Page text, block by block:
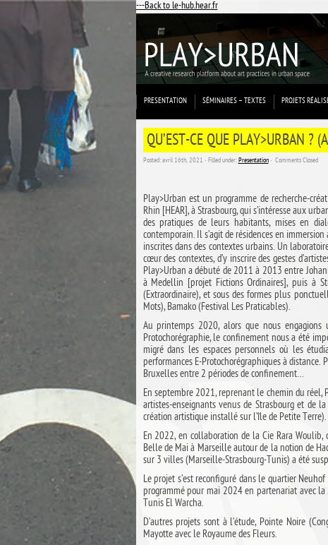
---Back to le-hub.hear.fr
PRESENTATION SÉMINAIRES – TEXTES PROJETS
QU’EST-CE QUE PLAY>URBAN ?
Posted: avril 16th, 2021 ˑ Filled under:Presentationˑ Comments Closed
Play>Urban estun programme de recherche-
Rhin [HEAR], à Strasbourg, qui s’intéresse aux
des pratiques de leurs habitants, mises en
contemporain. Il s’agit de résidences en
inscrites dans des contextes urbains. Un
cœur des contextes, d’y inscrire des gestes
Play>Urban a débuté de 2011 à 2013 entre
à Medellin [projet Fictions Ordinaires], puis à
(Extraordinaire), et sous des formes plus
Mots), Bamako (Festival Les Praticables).
Au printemps 2020, alors que nous engagions
Protochorégraphie, le confinement nous a été
migré dans les espaces personnels où les
performances E-Protochorégraphiques à
Bruxellesentre 2 périodes de confinement…
En septembre 2021, reprenant le chemin du réel,
artistes-enseignants venus de Strasbourg et de
création artistique installé sur l’île de Petite Terre).
En 2022, en collaboration de la Cie Rara
Belle de Mai à Marseille autour de la notion de
sur 3 villes (Marseille-Strasbourg-Tunis) a été
Le projet s’est reconfiguré dans le quartier
programmé pour mai 2024 en partenariat avec
Tunis El Warcha.
D’autres projets sont à l’étude, Pointe Noire
Mayotte avec le Royaume des Fleurs.